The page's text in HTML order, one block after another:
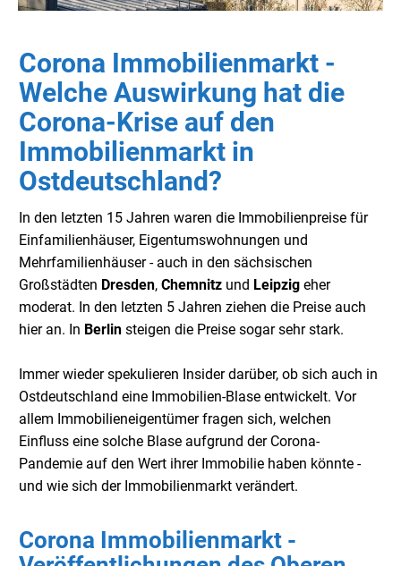
Corona Immobilienmarkt -
Welche Auswirkung hat die
Corona-Krise auf den
Immobilienmarkt in
Ostdeutschland?
In den letzten 15 Jahren waren die Immobilienpreise für
Einfamilienhäuser, Eigentumswohnungen und
Mehrfamilienhäuser - auch in den sächsischen
Großstädten Dresden, Chemnitz und Leipzig eher
moderat. In den letzten 5 Jahren ziehen die Preise auch
hier an. In Berlin steigen die Preise sogar sehr stark.
Immer wieder spekulieren Insider darüber, ob sich auch in
Ostdeutschland eine Immobilien-Blase entwickelt. Vor
allem Immobilieneigentümer fragen sich, welchen
Einfluss eine solche Blase aufgrund der Corona-
Pandemie auf den Wert ihrer Immobilie haben könnte -
und wie sich der Immobilienmarkt verändert.
Corona Immobilienmarkt -